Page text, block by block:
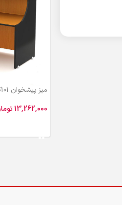
میز پیشخوان OTS101